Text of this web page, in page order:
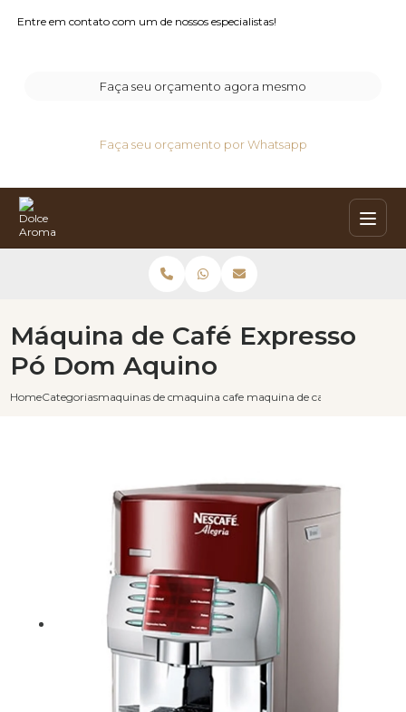
Entre em contato com um de nossos especialistas!
Faça seu orçamento agora mesmo
Faça seu orçamento por Whatsapp
HomeCategoriasmaquinas de cafe expresso
maquina cafe expressomaquina de cafe expresso po
Máquina de Café Expresso
Pó Dom Aquino